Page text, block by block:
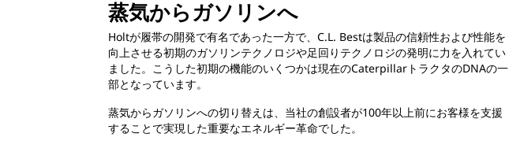
蒸気からガソリンへ
Holtが履帯の開発で有名であった一方で、C.L. Bestは製品の信頼性および性能を
向上させる初期のガソリンテクノロジや足回りテクノロジの発明に力を入れてい
ました。こうした初期の機能のいくつかは現在のCaterpillarトラクタのDNAの一
部となっています。
蒸気からガソリンへの切り替えは、当社の創設者が100年以上前にお客様を支援
することで実現した重要なエネルギー革命でした。